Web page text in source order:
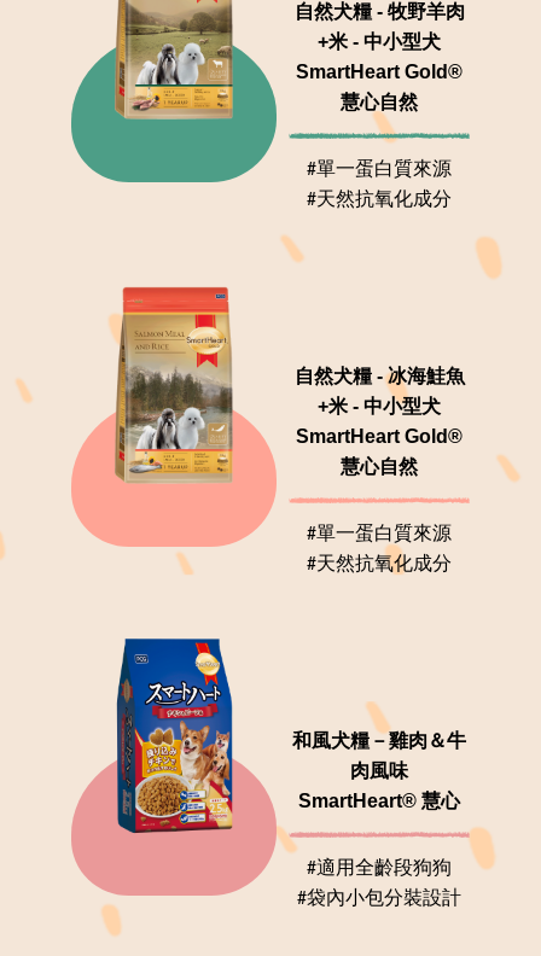
自然犬糧 - 牧野羊肉
+米 - 中小型犬
SmartHeart Gold®
慧心自然
#單一蛋白質來源
#天然抗氧化成分
自然犬糧 - 冰海鮭魚
+米 - 中小型犬
SmartHeart Gold®
慧心自然
#單一蛋白質來源
#天然抗氧化成分
和風犬糧－雞肉＆牛
肉風味
SmartHeart® 慧心
#適用全齡段狗狗
#袋內小包分裝設計